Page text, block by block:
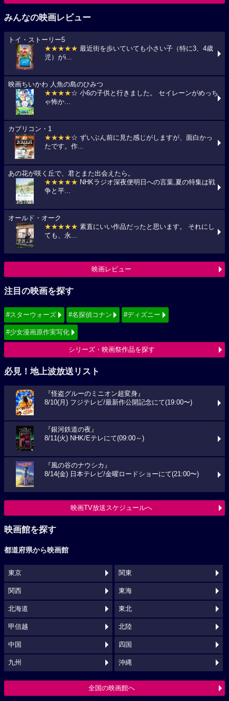
みんなの映画レビュー
トイ・ストーリー5
★★★★★ 最近街を歩いていても小さい子（特に3、4歳
児）がi...
映画ちいかわ 人魚の島のひみつ
★★★★☆ 小6の子供と行きました。 セイレーンがめっち
ゃ怖か...
カプリコン・1
★★★★☆ ずいぶん前に見た感じがしますが、面白かっ
たです。作...
あの花が咲く丘で、君とまた出会えたら。
★★★★★ NHKラジオ深夜便明日への言葉,夏の特集は戦
争と平...
オールド・オーク
★★★★★ 素直にいい作品だったと思います。 それにし
ても、永...
映画レビュー
注目の映画を探す
#スターウォーズ #名探偵コナン #ディズニー
#少女漫画原作実写化
シリーズ・映画祭作品を探す
必見！地上波放送リスト
『怪盗グルーのミニオン超変身』
8/10(月) フジテレビ/最新作公開記念にて(19:00〜)
『銀河鉄道の夜』
8/11(火) NHK/Eテレにて(09:00～)
『風の谷のナウシカ』
8/14(金) 日本テレビ/金曜ロードショーにて(21:00〜)
映画TV放送スケジュールへ
映画館を探す
都道府県から映画館
東京 関東
関西 東海
北海道 東北
甲信越 北陸
中国 四国
九州 沖縄
全国の映画館へ